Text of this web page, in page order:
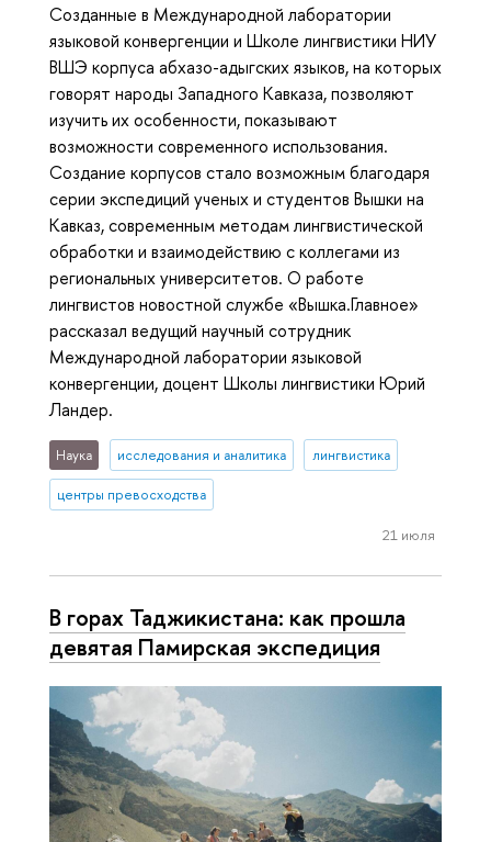
Созданные в Международной лаборатории
языковой конвергенции и Школе лингвистики НИУ
ВШЭ корпуса абхазо-адыгских языков, на которых
говорят народы Западного Кавказа, позволяют
изучить их особенности, показывают
возможности современного использования.
Создание корпусов стало возможным благодаря
серии экспедиций ученых и студентов Вышки на
Кавказ, современным методам лингвистической
обработки и взаимодействию с коллегами из
региональных университетов. О работе
лингвистов новостной службе «Вышка.Главное»
рассказал ведущий научный сотрудник
Международной лаборатории языковой
конвергенции, доцент Школы лингвистики Юрий
Ландер.
Наука исследования и аналитика лингвистика
центры превосходства
21 июля
В горах Таджикистана: как прошла
девятая Памирская экспедиция